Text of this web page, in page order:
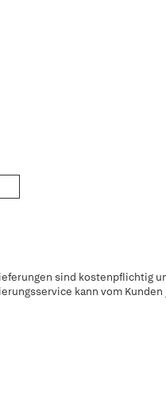
sind kostenpflichtig
kann vom